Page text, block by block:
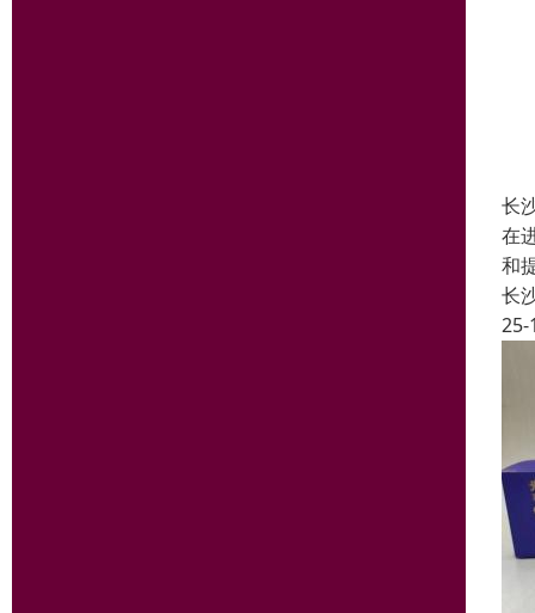
长
在
和
长
25-